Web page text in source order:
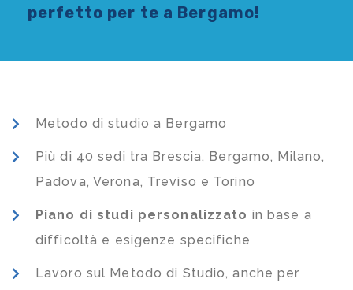
perfetto per te a Bergamo!
Metodo di studio a Bergamo
Più di 40 sedi tra Brescia, Bergamo, Milano,
Padova, Verona, Treviso e Torino
Piano di studi personalizzato in base a
difficoltà e esigenze specifiche
Lavoro sul Metodo di Studio, anche per